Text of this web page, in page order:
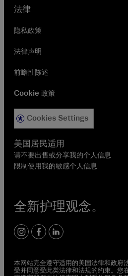
全新护理观念。
instagram
facebook
linkedin
法律
隐私政策
法律声明
前瞻性陈述
Cookie 政策
Cookies Settings
美国居民适用
请不要出售或分享我的个人信息
限制使用我的敏感个人信息
本网站完全遵守适用的美国法律和政府
受并同意受此类法律和法规的约束。您